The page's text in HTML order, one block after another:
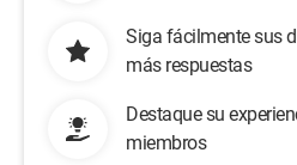
Siga fácilmente sus
más respuestas
Destaque su
miembros